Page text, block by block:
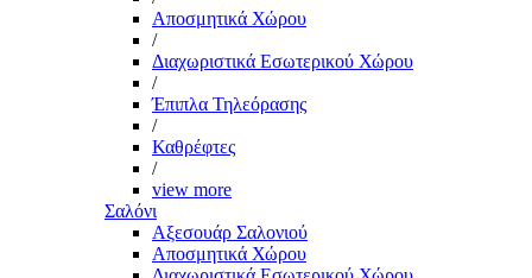
Αποσμητικά Χώρου
/
Διαχωριστικά Εσωτερικού Χώρου
/
Έπιπλα Τηλεόρασης
/
Καθρέφτες
/
view more
Σαλόνι
Αξεσουάρ Σαλονιού
Αποσμητικά Χώρου